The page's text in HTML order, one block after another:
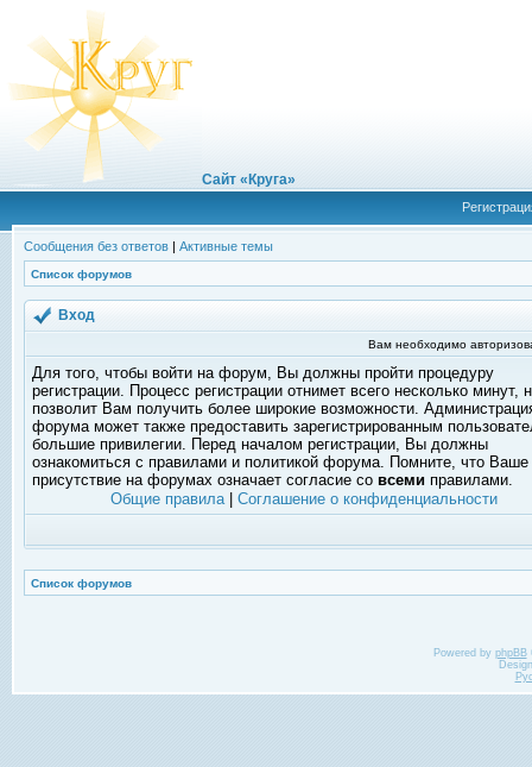
Сайт «Круга»
Сообщения без ответов | Активные темы
Список форумов
Вход
Вам необходимо
Для того, чтобы войти на форум, Вы должны пройти процедуру
регистрации. Процесс регистрации отнимет всего несколько минут,
позволит Вам получить более широкие возможности.
форума может также предоставить зарегистрированным
большие привилегии. Перед началом регистрации, Вы должны
ознакомиться с правилами и политикой форума. Помните, что Ваше
присутствие на форумах означает согласие со всеми правилами.
Общие правила| Соглашение о конфиденциальности
Список форумов
Powered by phpBB